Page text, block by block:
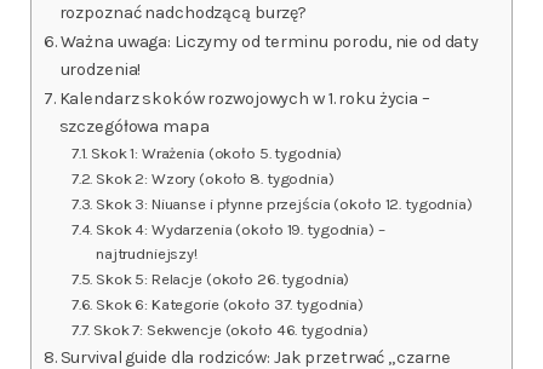
rozpoznać nadchodzącą burzę?
Ważna uwaga: Liczymy od terminu porodu, nie od daty
urodzenia!
Kalendarz skoków rozwojowych w 1. roku życia –
szczegółowa mapa
Skok 1: Wrażenia (około 5. tygodnia)
Skok 2: Wzory (około 8. tygodnia)
Skok 3: Niuanse i płynne przejścia (około 12. tygodnia)
Skok 4: Wydarzenia (około 19. tygodnia) –
najtrudniejszy!
Skok 5: Relacje (około 26. tygodnia)
Skok 6: Kategorie (około 37. tygodnia)
Skok 7: Sekwencje (około 46. tygodnia)
Survival guide dla rodziców: Jak przetrwać „czarne